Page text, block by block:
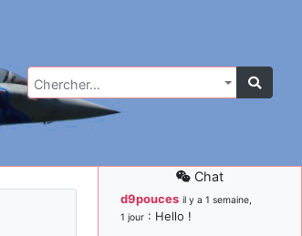
Chercher…
Chat
d9pouces il y a 1 semaine,
1 jour : Hello !